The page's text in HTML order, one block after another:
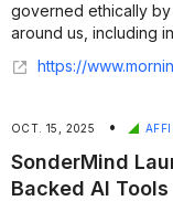
governed ethically by
around us, including
https://www.morningstar.com/news/business-wire/20251015890000/sondermind-launches-suite-of-clinically-backed-ai-tools-for-
OCT. 15, 2025 •
SonderMind
Backed AI